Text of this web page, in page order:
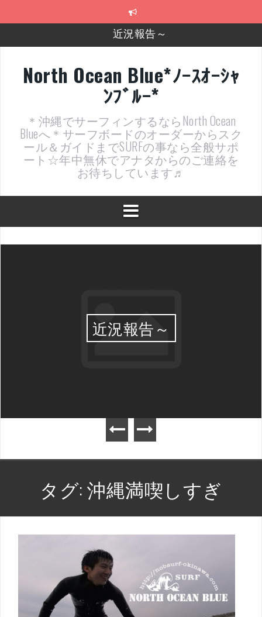
近況報告～
2026年明けました〜
近況報告ww
ヤッチマッターーーー！！！
支部長就任報告と支部予選・検定開催決定！
North Ocean Blue*ﾉｰｽｵｰｼｬ
ﾝﾌﾞﾙｰ*
＊沖縄でサーフィンするならNorth Ocean
Blueへ＊サーフボードのオーダーからスク
ール＆ガイドまでSURFの事なら全般サポ
ート☆年中無休でアナタからのご連絡を
お待ちしています♬
近況報告～
タグ:沖縄満喫しすぎ